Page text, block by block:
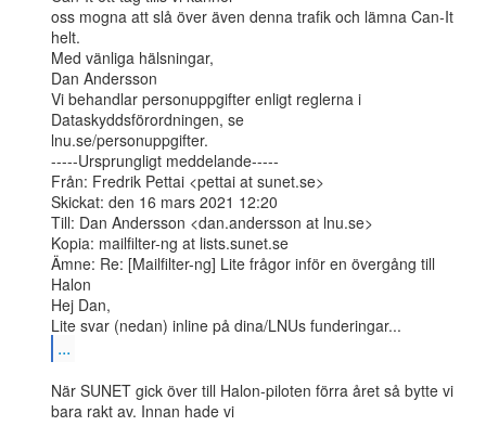
oss mogna att slå över även denna trafik och lämna Can-It
helt.
Med vänliga hälsningar,
Dan Andersson
Vi behandlar personuppgifter enligt reglerna i
Dataskyddsförordningen, se
lnu.se/personuppgifter.
-----Ursprungligt meddelande-----
Från: Fredrik Pettai <pettai at sunet.se>
Skickat: den 16 mars 2021 12:20
Till: Dan Andersson <dan.andersson at lnu.se>
Kopia: mailfilter-ng at lists.sunet.se
Ämne: Re: [Mailfilter-ng] Lite frågor inför en övergång till
Halon
Hej Dan,
...
När SUNET gick över till Halon-piloten förra året så bytte vi
bara rakt av. Innan hade vi